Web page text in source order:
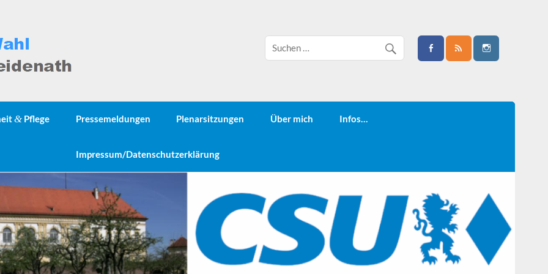
& Pflege Pressemeldungen Plenarsitzungen Über mich Infos…
Impressum/Datenschutzerklärung